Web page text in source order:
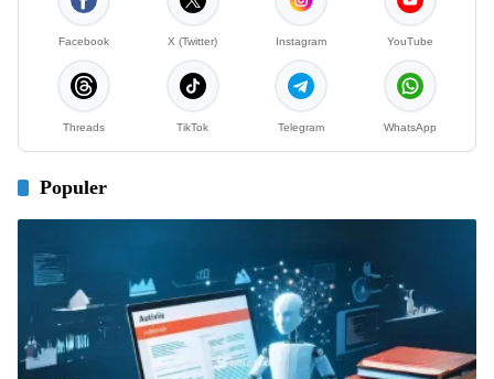
Facebook X (Twitter) Instagram YouTube
Threads TikTok Telegram WhatsApp
Populer